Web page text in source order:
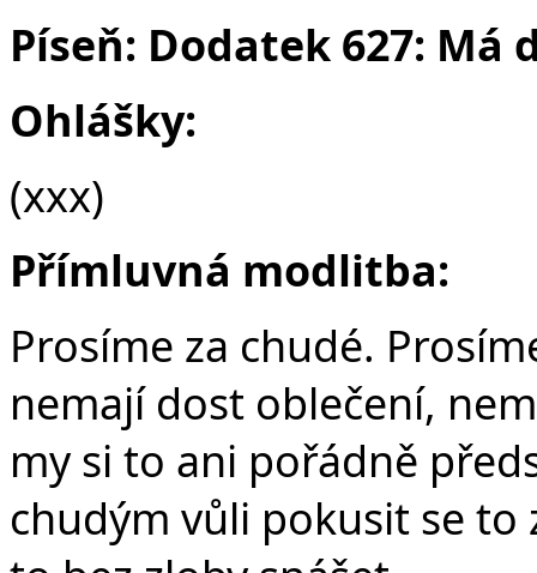
Píseň: Dodatek 627: Má
Ohlášky:
(xxx)
Přímluvná modlitba:
Prosíme za chudé.
nemají dost oblečení,
my si to ani pořádně
chudým vůli pokusit se to